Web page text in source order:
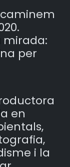
per
en
i la